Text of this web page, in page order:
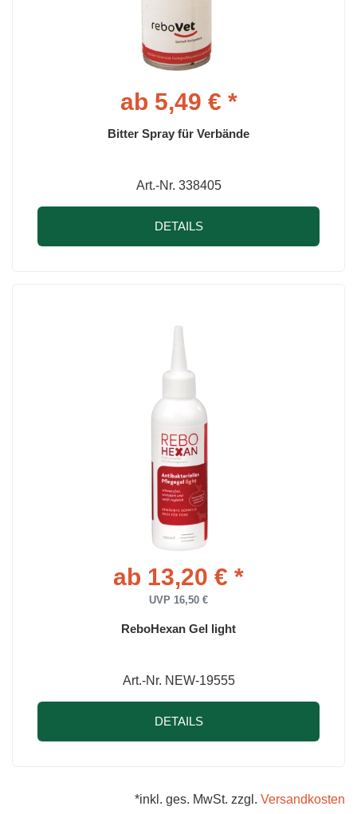
ab 5,49 € *
Bitter Spray für Verbände
Art.-Nr. 338405
DETAILS
ab 13,20 € *
UVP 16,50 €
ReboHexan Gel light
Art.-Nr. NEW-19555
DETAILS
*inkl. ges. MwSt. zzgl. Versandkosten